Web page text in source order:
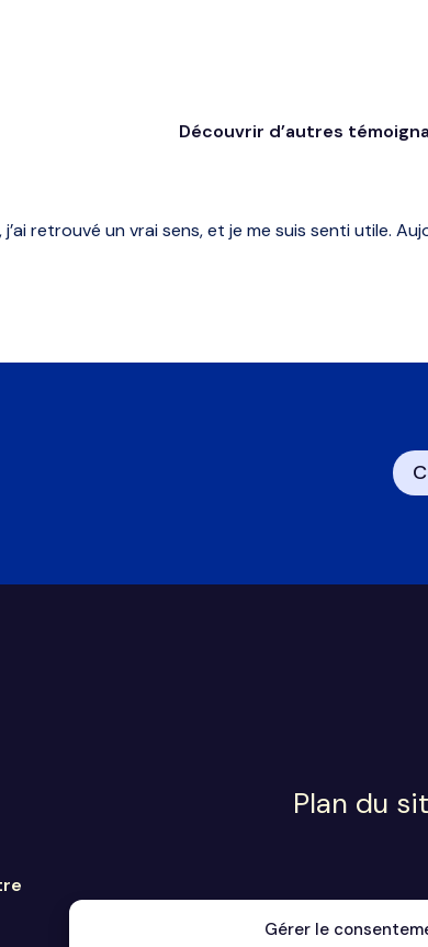
Gérer le
Découvrir d’autres
retrouvé un vrai sens, et je me suis senti utile.
Plan du